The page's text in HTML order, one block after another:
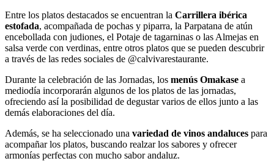
Entre los platos destacados se encuentran la Carrillera ibérica
estofada, acompañada de pochas y piparra, la Parpatana de atún
encebollada con judiones, el Potaje de tagarninas o las Almejas en
salsa verde con verdinas, entre otros platos que se pueden descubrir
a través de las redes sociales de @calvivarestaurante.
Durante la celebración de las Jornadas, los menús Omakase a
mediodía incorporarán algunos de los platos de las jornadas,
ofreciendo así la posibilidad de degustar varios de ellos junto a las
demás elaboraciones del día.
Además, se ha seleccionado una variedad de vinos andaluces para
acompañar los platos, buscando realzar los sabores y ofrecer
armonías perfectas con mucho sabor andaluz.